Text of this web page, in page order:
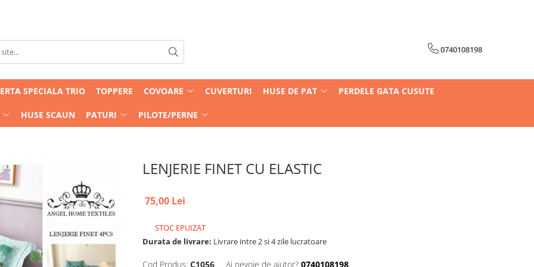
0740108198
SPECIALA TRIO TOPPERE COVOARE CUVERTURI HUSE DE PAT PERDELE GATA CUSUTE
HUSE SCAUN PATURI PILOTE/PERNE
LENJERIE FINET CU ELASTIC
75,00 Lei
STOC EPUIZAT
Durata de livrare: Livrare intre 2 si 4 zile lucratoare
Cod Produs: C1056 Ai nevoie de ajutor? 0740108198